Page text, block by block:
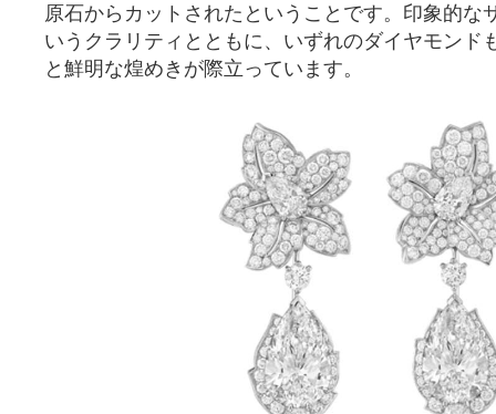
原石からカットされたということです。印象的な
いうクラリティとともに、いずれのダイヤモンド
と鮮明な煌めきが際立っています。